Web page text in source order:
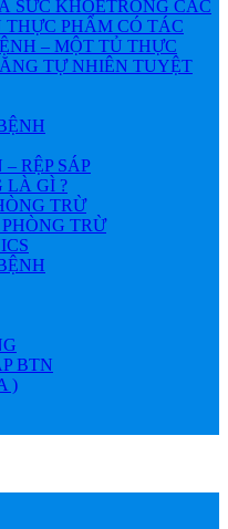
SỨC KHOẺTRỒNG CÁC
PHẨM CÓ TÁC
– MỘT TỦ THỰC
TỰ NHIÊN TUYỆT
RỆP SÁP
LÀ GÌ ?
TRỪ
TRỪ
BTN
)